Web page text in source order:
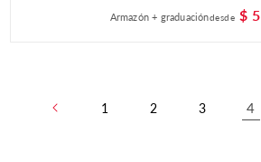
habitual
Armazón + graduacióndesde $
1 2 3 4